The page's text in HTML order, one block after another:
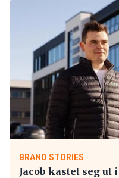
BRAND STORIES
Jacob kastet seg ut